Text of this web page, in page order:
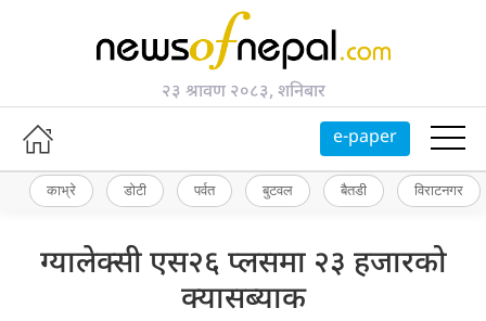
२३ श्रावण २०८३, शनिबार
e-paper
काभ्रे डोटी पर्वत बुटवल बैतडी विराटनगर
ग्यालेक्सी एस२६ प्लसमा २३ हजारको
क्यासब्याक